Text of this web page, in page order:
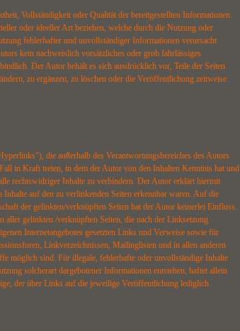
Vollständigkeit oder Qualität der bereitgestellten Informationen.
oder ideeller Art beziehen, welche durch die Nutzung oder
fehlerhafter und unvollständiger Informationen verursacht
kein nachweislich vorsätzliches oder grob fahrlässiges
Der Autor behält es sich ausdrücklich vor, Teile der Seiten
zu ergänzen, zu löschen oder die Veröffentlichung zeitweise
die außerhalb des Verantwortungsbereiches des Autors
in Kraft treten, in dem der Autor von den Inhalten Kenntnis hat und
rechtswidriger Inhalte zu verhindern. Der Autor erklärt hiermit
auf den zu verlinkenden Seiten erkennbar waren. Auf die
der gelinkten/verknüpften Seiten hat der Autor keinerlei Einfluss.
gelinkten /verknüpften Seiten, die nach der Linksetzung
Internetangebotes gesetzten Links und Verweise sowie für
Linkverzeichnissen, Mailinglisten und in allen anderen
möglich sind. Für illegale, fehlerhafte oder unvollständige Inhalte
solcherart dargebotener Informationen entstehen, haftet allein
der über Links auf die jeweilige Veröffentlichung lediglich